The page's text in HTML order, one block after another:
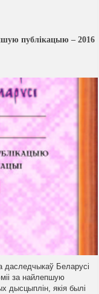
публікацыю – 2016
даследчыкаў Беларусі
за найлепшую
дысцыплін, якія былі